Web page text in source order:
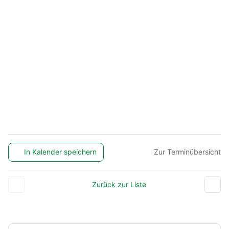
In Kalender speichern Zur Terminübersicht
Zurück zur Liste